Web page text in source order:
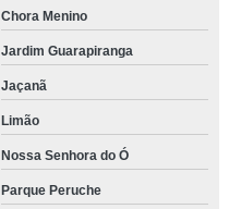
Chora Menino
Jardim Guarapiranga
Jaçanã
Limão
Nossa Senhora do Ó
Parque Peruche